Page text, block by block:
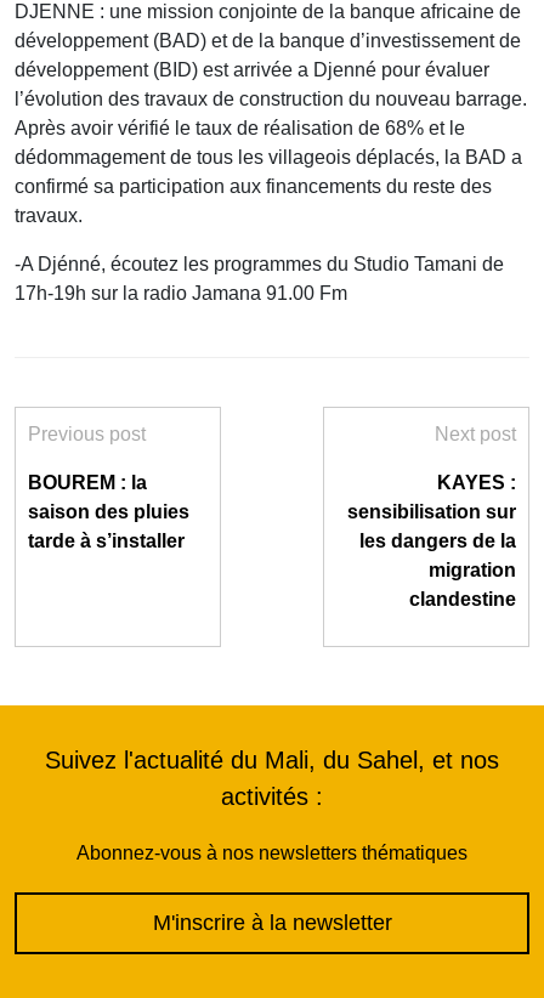
DJENNE : une mission conjointe de la banque africaine de
développement (BAD) et de la banque d’investissement de
développement (BID) est arrivée a Djenné pour évaluer
l’évolution des travaux de construction du nouveau barrage.
Après avoir vérifié le taux de réalisation de 68% et le
dédommagement de tous les villageois déplacés, la BAD a
confirmé sa participation aux financements du reste des
travaux.
-A Djénné, écoutez les programmes du Studio Tamani de
17h-19h sur la radio Jamana 91.00 Fm
Previous post
BOUREM : la
saison des pluies
tarde à s’installer
Next post
KAYES :
sensibilisation sur
les dangers de la
migration
clandestine
Suivez l'actualité du Mali, du Sahel, et nos
activités :
Abonnez-vous à nos newsletters thématiques
M'inscrire à la newsletter